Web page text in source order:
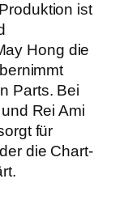
ist
Hong die
Parts. Bei
Rei Ami
für
die Chart-